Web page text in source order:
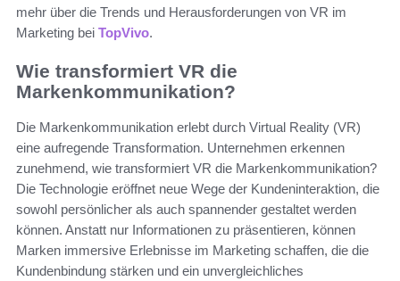
mehr über die Trends und Herausforderungen von VR im
Marketing bei TopVivo.
Wie transformiert VR die
Markenkommunikation?
Die Markenkommunikation erlebt durch Virtual Reality (VR)
eine aufregende Transformation. Unternehmen erkennen
zunehmend, wie transformiert VR die Markenkommunikation?
Die Technologie eröffnet neue Wege der Kundeninteraktion, die
sowohl persönlicher als auch spannender gestaltet werden
können. Anstatt nur Informationen zu präsentieren, können
Marken immersive Erlebnisse im Marketing schaffen, die die
Kundenbindung stärken und ein unvergleichliches